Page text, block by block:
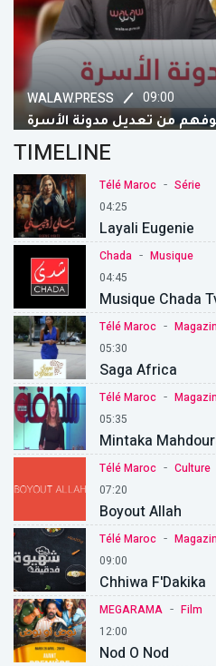
WALAW.PRESS 09:00
من تعديل مدونة الأسرة
TIMELINE
Télé Maroc - Série
04:25
Layali Eugenie
Chada - Musique
04:45
Musique Chada
Télé Maroc -
05:30
Saga Africa
Télé Maroc -
05:35
Mintaka
Télé Maroc - Culture
07:20
Boyout Allah
Télé Maroc -
09:00
Chhiwa F'Dakika
MEGARAMA - Film
12:00
Nod O Nod